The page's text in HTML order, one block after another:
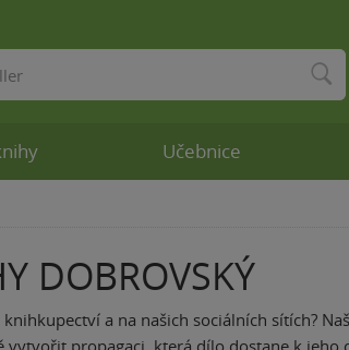
DOBROVSKÝ
a na našich sociálních sítích?
propagaci, která dílo dostane k jeho
Učebnice